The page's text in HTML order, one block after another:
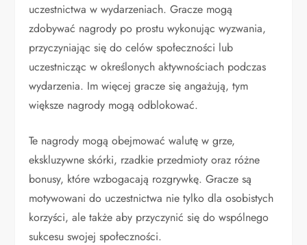
uczestnictwa w wydarzeniach. Gracze mogą
zdobywać nagrody po prostu wykonując wyzwania,
przyczyniając się do celów społeczności lub
uczestnicząc w określonych aktywnościach podczas
wydarzenia. Im więcej gracze się angażują, tym
większe nagrody mogą odblokować.
Te nagrody mogą obejmować walutę w grze,
ekskluzywne skórki, rzadkie przedmioty oraz różne
bonusy, które wzbogacają rozgrywkę. Gracze są
motywowani do uczestnictwa nie tylko dla osobistych
korzyści, ale także aby przyczynić się do wspólnego
sukcesu swojej społeczności.